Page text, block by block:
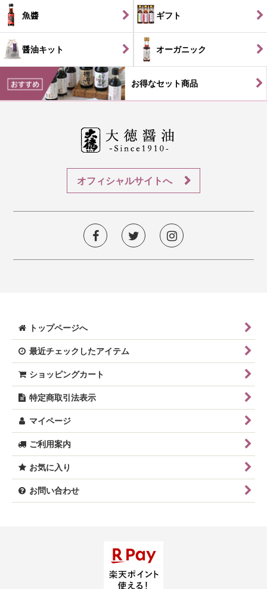
魚醬 ギフト
醤油キット オーガニック
お得なセット商品
オフィシャルサイトへ
トップページへ
最近チェックしたアイテム
ショッピングカート
特定商取引法表示
マイページ
ご利用案内
お気に入り
お問い合わせ